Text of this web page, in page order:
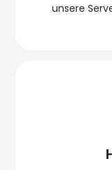
unsere